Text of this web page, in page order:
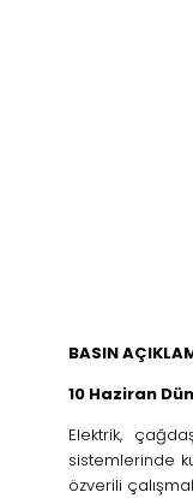
BASIN
10 Haziran
Elektrik,
sistemlerinde
özverili